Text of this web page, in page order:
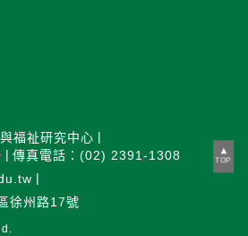
TOP
福祉研究中心
傳真電話：(02) 2391-1308
徐州路17號